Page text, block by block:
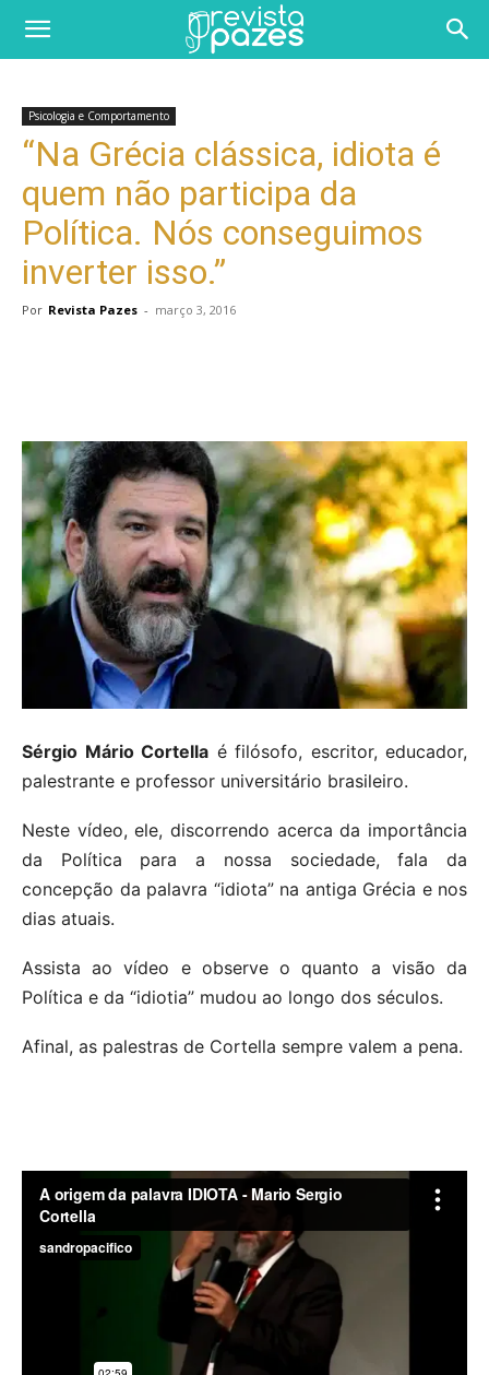
Psicologia e Comportamento
“Na Grécia clássica, idiota é
quem não participa da
Política. Nós conseguimos
inverter isso.”
Por Revista Pazes - março 3, 2016
Sérgio Mário Cortella é filósofo, escritor, educador,
palestrante e professor universitário brasileiro.
Neste vídeo, ele, discorrendo acerca da importância
da Política para a nossa sociedade, fala da
concepção da palavra “idiota” na antiga Grécia e nos
dias atuais.
Assista ao vídeo e observe o quanto a visão da
Política e da “idiotia” mudou ao longo dos séculos.
Afinal, as palestras de Cortella sempre valem a pena.